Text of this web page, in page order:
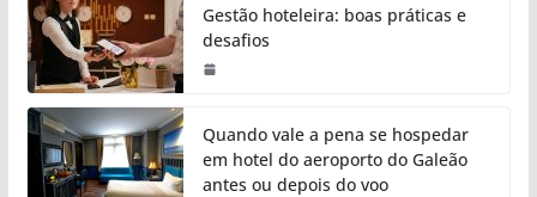
Gestão hoteleira: boas práticas e
desafios
Quando vale a pena se hospedar
em hotel do aeroporto do Galeão
antes ou depois do voo